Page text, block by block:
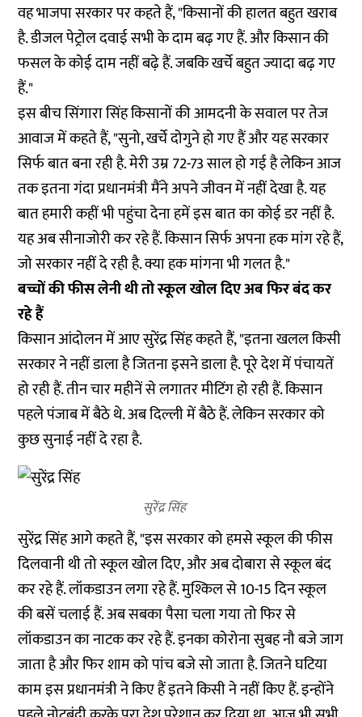
वह भाजपा सरकार पर कहते हैं, "किसानों की हालत बहुत खराब
है. डीजल पेट्रोल दवाई सभी के दाम बढ़ गए हैं. और किसान की
फसल के कोई दाम नहीं बढ़े हैं. जबकि खर्चे बहुत ज्यादा बढ़ गए
हैं."
इस बीच सिंगारा सिंह किसानों की आमदनी के सवाल पर तेज
आवाज में कहते हैं, "सुनो, खर्चे दोगुने हो गए हैं और यह सरकार
सिर्फ बात बना रही है. मेरी उम्र 72-73 साल हो गई है लेकिन आज
तक इतना गंदा प्रधानमंत्री मैंने अपने जीवन में नहीं देखा है. यह
बात हमारी कहीं भी पहुंचा देना हमें इस बात का कोई डर नहीं है.
यह अब सीनाजोरी कर रहे हैं. किसान सिर्फ अपना हक मांग रहे हैं,
जो सरकार नहीं दे रही है. क्या हक मांगना भी गलत है."
बच्चों की फीस लेनी थी तो स्कूल खोल दिए अब फिर बंद कर
रहे हैं
किसान आंदोलन में आए सुरेंद्र सिंह कहते हैं, "इतना खलल किसी
सरकार ने नहीं डाला है जितना इसने डाला है. पूरे देश में पंचायतें
हो रही हैं. तीन चार महीनें से लगातर मीटिंग हो रही हैं. किसान
पहले पंजाब में बैठे थे. अब दिल्ली में बैठे हैं. लेकिन सरकार को
कुछ सुनाई नहीं दे रहा है.
सुरेंद्र सिंह
सुरेंद्र सिंह आगे कहते हैं, "इस सरकार को हमसे स्कूल की फीस
दिलवानी थी तो स्कूल खोल दिए, और अब दोबारा से स्कूल बंद
कर रहे हैं. लॉकडाउन लगा रहे हैं. मुश्किल से 10-15 दिन स्कूल
की बसें चलाई हैं. अब सबका पैसा चला गया तो फिर से
लॉकडाउन का नाटक कर रहे हैं. इनका कोरोना सुबह नौ बजे जाग
जाता है और फिर शाम को पांच बजे सो जाता है. जितने घटिया
काम इस प्रधानमंत्री ने किए हैं इतने किसी ने नहीं किए हैं. इन्होंने